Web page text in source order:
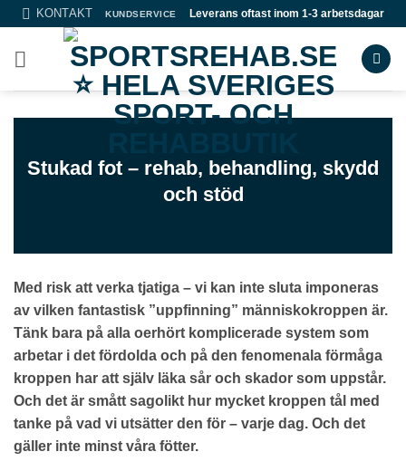
Skip
content
KONTAKT KUNDSERVICE Leverans oftast inom 1-3 arbetsdagar
Stukad fot – rehab, behandling, skydd
och stöd
Med risk att verka tjatiga – vi kan inte sluta imponeras
av vilken fantastisk ”uppfinning” människokroppen är.
Tänk bara på alla oerhört komplicerade system som
arbetar i det fördolda och på den fenomenala förmåga
kroppen har att själv läka sår och skador som uppstår.
Och det är smått sagolikt hur mycket kroppen tål med
tanke på vad vi utsätter den för – varje dag. Och det
gäller inte minst våra fötter.